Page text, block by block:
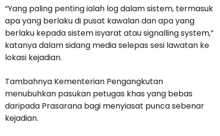
“Yang paling penting ialah log dalam sistem, termasuk
apa yang berlaku di pusat kawalan dan apa yang
berlaku kepada sistem isyarat atau signalling system,”
katanya dalam sidang media selepas sesi lawatan ke
lokasi kejadian.
Tambahnya Kementerian Pengangkutan
menubuhkan pasukan petugas khas yang bebas
daripada Prasarana bagi menyiasat punca sebenar
kejadian.